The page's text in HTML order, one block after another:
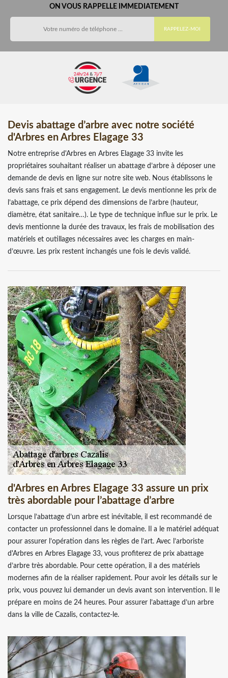
ON VOUS RAPPELLE IMMEDIATEMENT
Devis abattage d’arbre avec notre société
d'Arbres en Arbres Elagage 33
Notre entreprise d'Arbres en Arbres Elagage 33 invite les
propriétaires souhaitant réaliser un abattage d’arbre à déposer une
demande de devis en ligne sur notre site web. Nous établissons le
devis sans frais et sans engagement. Le devis mentionne les prix de
l’abattage, ce prix dépend des dimensions de l’arbre (hauteur,
diamètre, état sanitaire…). Le type de technique influe sur le prix. Le
devis mentionne la durée des travaux, les frais de mobilisation des
matériels et outillages nécessaires avec les charges en main-
d’œuvre. Les prix restent inchangés une fois le devis validé.
d'Arbres en Arbres Elagage 33 assure un prix
très abordable pour l’abattage d’arbre
Lorsque l’abattage d’un arbre est inévitable, il est recommandé de
contacter un professionnel dans le domaine. Il a le matériel adéquat
pour assurer l’opération dans les règles de l’art. Avec l’arboriste
d'Arbres en Arbres Elagage 33, vous profiterez de prix abattage
d’arbre très abordable. Pour cette opération, il a des matériels
modernes afin de la réaliser rapidement. Pour avoir les détails sur le
prix, vous pouvez lui demander un devis avant son intervention. Il le
prépare en moins de 24 heures. Pour assurer l’abattage d’un arbre
dans la ville de Cazalis, contactez-le.